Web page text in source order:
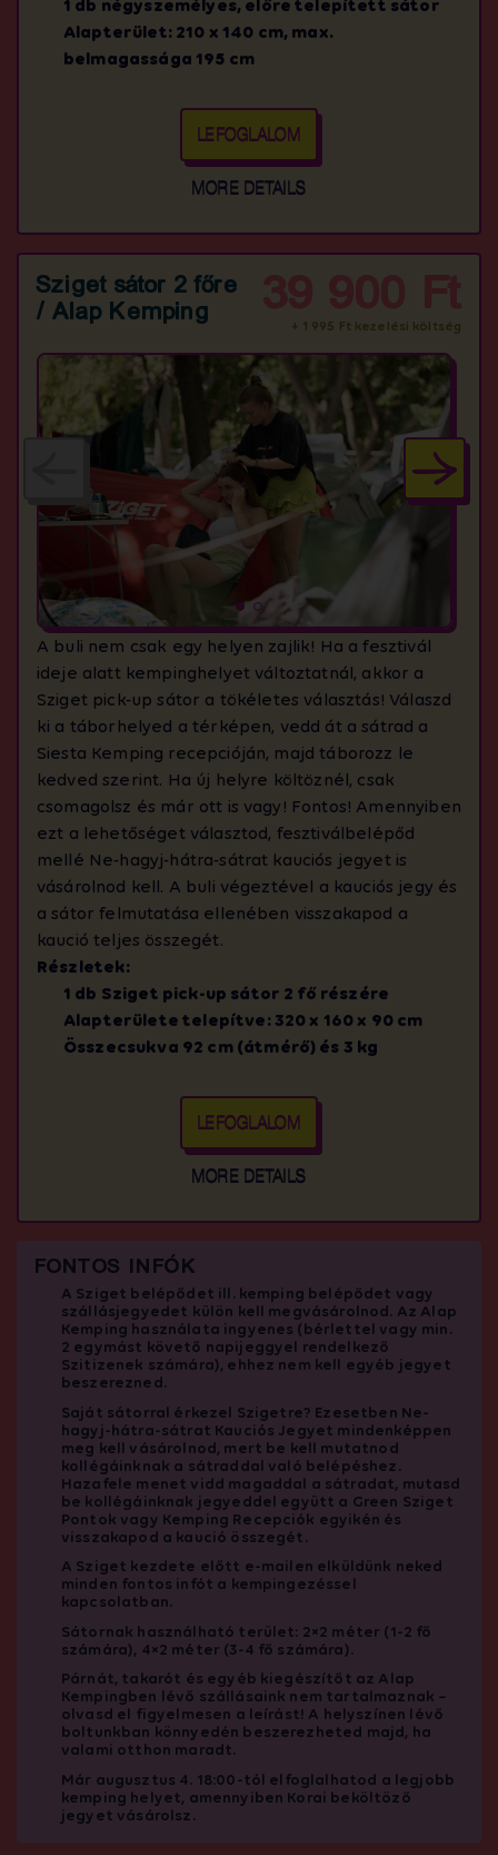
1 db négyszemélyes, előre telepített sátor
Alapterület: 210 x 140 cm, max.
belmagassága 195 cm
LEFOGLALOM
MORE DETAILS
Sziget sátor 2 főre
/ Alap Kemping
39 900 Ft
+ 1 995 Ft kezelési költség
A buli nem csak egy helyen zajlik! Ha a fesztivál
ideje alatt kempinghelyet változtatnál, akkor a
Sziget pick-up sátor a tökéletes választás! Válaszd
ki a táborhelyed a térképen, vedd át a sátrad a
Siesta Kemping recepcióján, majd táborozz le
kedved szerint. Ha új helyre költöznél, csak
csomagolsz és már ott is vagy! Fontos! Amennyiben
ezt a lehetőséget választod, fesztiválbelépőd
mellé Ne-hagyj-hátra-sátrat kauciós jegyet is
vásárolnod kell. A buli végeztével a kauciós jegy és
a sátor felmutatása ellenében visszakapod a
kaució teljes összegét.
Részletek:
1 db Sziget pick-up sátor 2 fő részére
Alapterülete telepítve: 320 x 160 x 90 cm
Összecsukva 92 cm (átmérő) és 3 kg
LEFOGLALOM
MORE DETAILS
FONTOS INFÓK
A Sziget belépődet ill. kemping belépődet vagy
szállásjegyedet külön kell megvásárolnod. Az Alap
Kemping használata ingyenes (bérlettel vagy min.
2 egymást követő napijeggyel rendelkező
Szitizenek számára), ehhez nem kell egyéb jegyet
beszerezned.
Saját sátorral érkezel Szigetre? Ezesetben Ne-
hagyj-hátra-sátrat Kauciós Jegyet mindenképpen
meg kell vásárolnod, mert be kell mutatnod
kollégáinknak a sátraddal való belépéshez.
Hazafele menet vidd magaddal a sátradat, mutasd
be kollégáinknak jegyeddel együtt a Green Sziget
Pontok vagy Kemping Recepciók egyikén és
visszakapod a kaució összegét.
A Sziget kezdete előtt e-mailen elküldünk neked
minden fontos infót a kempingezéssel
kapcsolatban.
Sátornak használható terület: 2×2 méter (1-2 fő
számára), 4×2 méter (3-4 fő számára).
Párnát, takarót és egyéb kiegészítőt az Alap
Kempingben lévő szállásaink nem tartalmaznak –
olvasd el figyelmesen a leírást! A helyszínen lévő
boltunkban könnyedén beszerezheted majd, ha
valami otthon maradt.
Már augusztus 4. 18:00-tól elfoglalhatod a legjobb
kemping helyet, amennyiben Korai beköltöző
jegyet vásárolsz.